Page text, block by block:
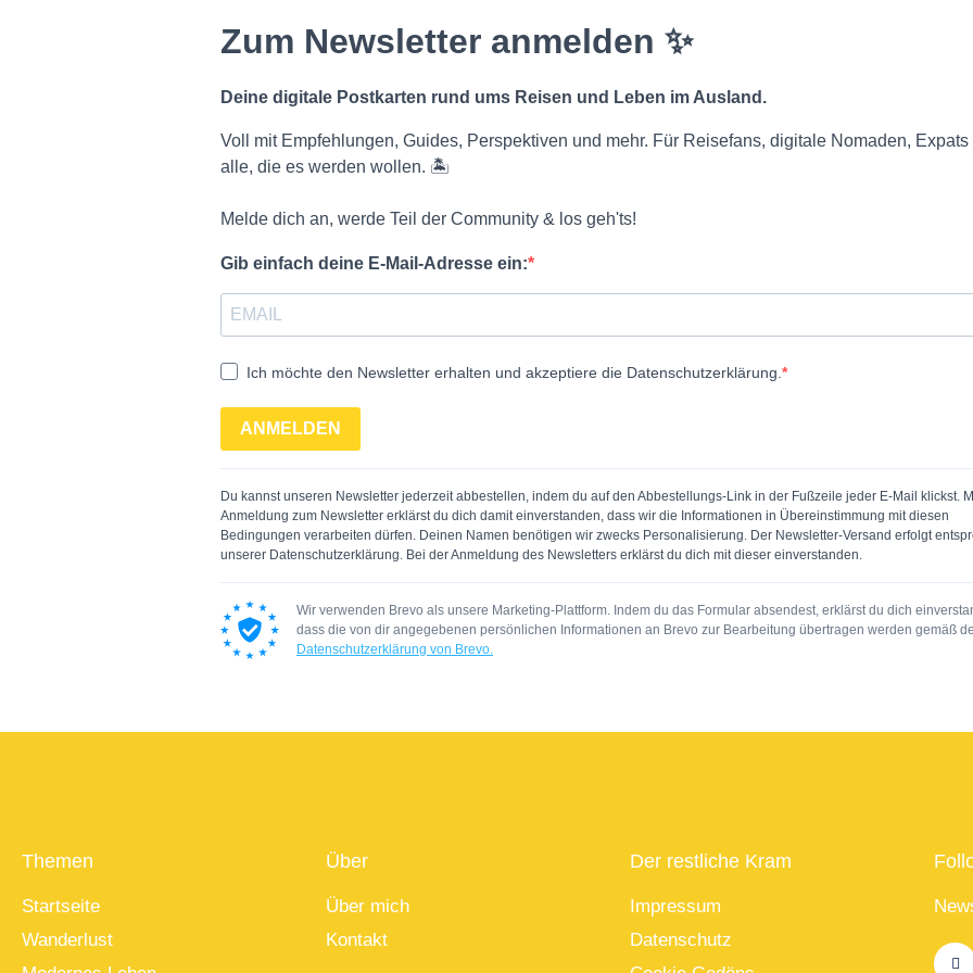
Zum Newsletter anmelden ✨
Deine digitale Postkarten rund ums Reisen und Leben im Ausland.
Voll mit Empfehlungen, Guides, Perspektiven und mehr. Für Reisefans, digitale Nomaden, Expats
alle, die es werden wollen. 🏝️
Melde dich an, werde Teil der Community & los geh'ts!
Gib einfach deine E-Mail-Adresse ein:
Ich möchte den Newsletter erhalten und akzeptiere die Datenschutzerklärung.
ANMELDEN
Du kannst unseren Newsletter jederzeit abbestellen, indem du auf den Abbestellungs-Link in der Fußzeile jeder E-Mail klickst.
Anmeldung zum Newsletter erklärst du dich damit einverstanden, dass wir die Informationen in Übereinstimmung mit diesen
Bedingungen verarbeiten dürfen. Deinen Namen benötigen wir zwecks Personalisierung. Der Newsletter-Versand erfolgt
unserer Datenschutzerklärung. Bei der Anmeldung des Newsletters erklärst du dich mit dieser einverstanden.
Wir verwenden Brevo als unsere Marketing-Plattform. Indem du das Formular absendest, erklärst du dich
dass die von dir angegebenen persönlichen Informationen an Brevo zur Bearbeitung übertragen werden gemäß
Datenschutzerklärung von Brevo.
Themen
Startseite
Wanderlust
Über
Über mich
Kontakt
Der restliche Kram
Impressum
Datenschutz